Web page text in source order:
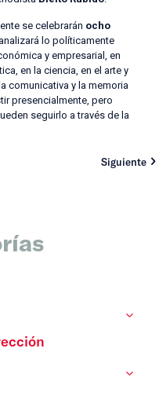
se celebrarán ocho
lo políticamente
y empresarial, en
en la ciencia, en el arte y
comunicativa y la memoria
presencialmente, pero
seguirlo a través de la
Siguiente